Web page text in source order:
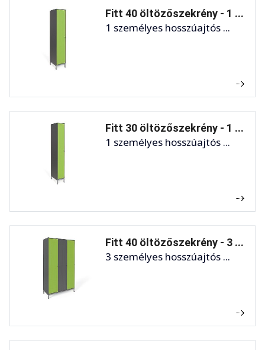
Fitt 40 öltözőszekrény - 1 ...
1 személyes hosszúajtós ...
Fitt 30 öltözőszekrény - 1 ...
1 személyes hosszúajtós ...
Fitt 40 öltözőszekrény - 3 ...
3 személyes hosszúajtós ...